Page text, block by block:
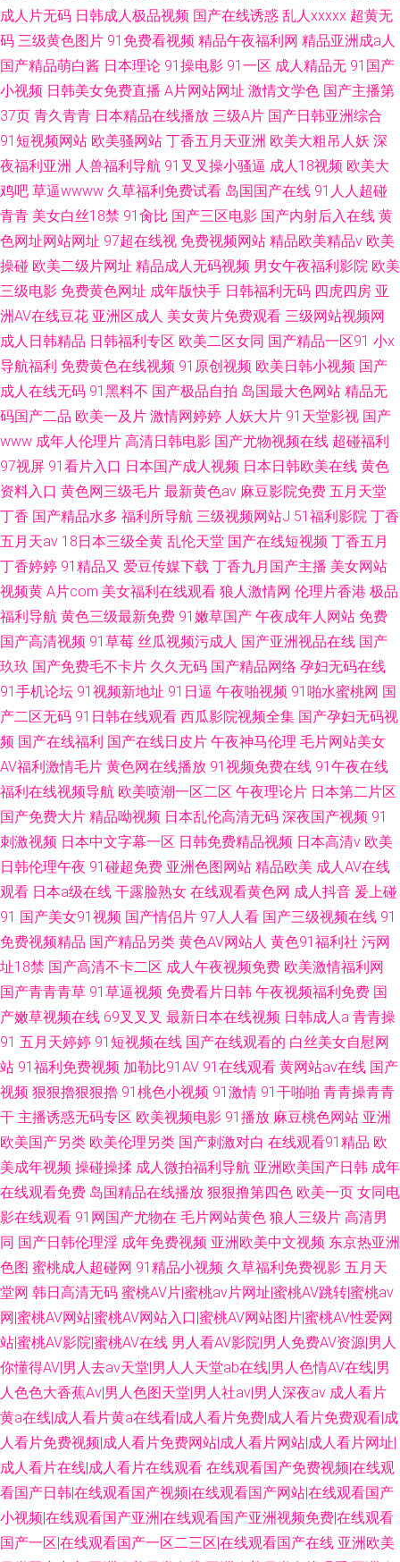
成人片无码 日韩成人极品视频 国产在线诱惑 乱人xxxxx 超黄无
码 三级黄色图片 91免费看视频 精品午夜福利网 精品亚洲成a人
国产精品萌白酱 日本理论 91操电影 91一区 成人精品无 91国产
小视频 日韩美女免费直播 A片网站网址 激情文学色 国产主播第
37页 青久青青 日本精品在线播放 三级A片 国产日韩亚洲综合
91短视频网站 欧美骚网站 丁香五月天亚洲 欧美大粗吊人妖 深
夜福利亚洲 人兽福利导航 91叉叉操小骚逼 成人18视频 欧美大
鸡吧 草逼wwww 久草福利免费试看 岛国国产在线 91人人超碰
青青 美女白丝18禁 91肏比 国产三区电影 国产内射后入在线 黄
色网址网站网址 97超在线视 免费视频网站 精品欧美精品v 欧美
操碰 欧美二级片网址 精品成人无码视频 男女午夜福利影院 欧美
三级电影 免费黄色网址 成年版快手 日韩福利无码 四虎四房 亚
洲AV在线豆花 亚洲区成人 美女黄片免费观看 三级网站视频网
成人日韩精品 日韩福利专区 欧美二区女同 国产精品一区91 小x
导航福利 免费黄色在线视频 91原创视频 欧美日韩小视频 国产
成人在线无码 91黑料不 国产极品自拍 岛国最大色网站 精品无
码国产二品 欧美一及片 激情网婷婷 人妖大片 91天堂影视 国产
www 成年人伦理片 高清日韩电影 国产尤物视频在线 超碰福利
97视屏 91看片入口 日本国产成人视频 日本日韩欧美在线 黄色
资料入口 黄色网三级毛片 最新黄色av 麻豆影院免费 五月天堂
丁香 国产精品水多 福利所导航 三级视频网站J 51福利影院 丁香
五月天av 18日本三级全黄 乱伦天堂 国产在线短视频 丁香五月
丁香婷婷 91精品又 爱豆传媒下载 丁香九月国产主播 美女网站
视频黄 A片com 美女福利在线观看 狼人激情网 伦理片香港 极品
福利导航 黄色三级最新免费 91嫩草国产 午夜成年人网站 免费
国产高清视频 91草莓 丝瓜视频污成人 国产亚洲视品在线 国产
玖玖 国产免费毛不卡片 久久无码 国产精品网络 孕妇无码在线
91手机论坛 91视频新地址 91日逼 午夜啪视频 91啪水蜜桃网 国
产二区无码 91日韩在线观看 西瓜影院视频全集 国产孕妇无码视
频 国产在线福利 国产在线日皮片 午夜神马伦理 毛片网站美女
AV福利激情毛片 黄色网在线播放 91视频免费在线 91午夜在线
福利在线视频导航 欧美喷潮一区二区 午夜理论片 日本第二片区
国产免费大片 精品呦视频 日本乱伦高清无码 深夜国产视频 91
刺激视频 日本中文字幕一区 日韩免费精品视频 日本高清v 欧美
日韩伦理午夜 91碰超免费 亚洲色图网站 精品欧美 成人AV在线
观看 日本a级在线 干露脸熟女 在线观看黄色网 成人抖音 爰上碰
91 国产美女91视频 国产情侣片 97人人看 国产三级视频在线 91
免费视频精品 国产精品另类 黄色AV网站人 黄色91福利社 污网
址18禁 国产高清不卡二区 成人午夜视频免费 欧美激情福利网
国产青青青草 91草逼视频 免费看片日韩 午夜视频福利免费 国
产嫩草视频在线 69叉叉叉 最新日本在线视频 日韩成人a 青青操
91 五月天婷婷 91短视频在线 国产在线观看的 白丝美女自慰网
站 91福利免费视频 加勒比91AV 91在线观看 黄网站av在线 国产
视频 狠狠擼狠狠擼 91桃色小视频 91激情 91干啪啪 青青操青青
干 主播诱惑无码专区 欧美视频电影 91播放 麻豆桃色网站 亚洲
欧美国产另类 欧美伦理另类 国产刺激对白 在线观看91精品 欧
美成年视频 操碰操揉 成人微拍福利导航 亚洲欧美国产日韩 成年
在线观看免费 岛国精品在线播放 狠狠撸第四色 欧美一页 女同电
影在线观看 91网国产尤物在 毛片网站黄色 狼人三级片 高清男
同 国产日韩伦理淫 成年免费视频 亚洲欧美中文视频 东京热亚洲
色图 蜜桃成人超碰网 91精品小视频 久草福利免费视影 五月天
堂网 韩日高清无码 蜜桃AV片|蜜桃av片网址|蜜桃AV跳转|蜜桃av
网|蜜桃AV网站|蜜桃AV网站入口|蜜桃AV网站图片|蜜桃AV性爱网
站|蜜桃AV影院|蜜桃AV在线 男人看AV影院|男人免费AV资源|男人
你懂得AV|男人去av天堂|男人人天堂ab在线|男人色情AV在线|男
人色色大香蕉Av|男人色图天堂|男人社av|男人深夜av 成人看片
黄a在线|成人看片黄a在线看|成人看片免费|成人看片免费观看|成
人看片免费视频|成人看片免费网站|成人看片网站|成人看片网址|
成人看片在线|成人看片在线观看 在线观看国产免费视频|在线观
看国产日韩|在线观看国产视频|在线观看国产网站|在线观看国产
小视频|在线观看国产亚洲|在线观看国产亚洲视频免费|在线观看
国产一区|在线观看国产一区二三区|在线观看国产在线 亚洲欧美